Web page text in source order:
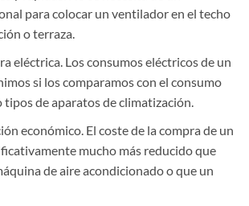
para colocar un ventilador en el techo
o terraza.
eléctrica. Los consumos eléctricos de un
si los comparamos con el consumo
de aparatos de climatización.
económico. El coste de la compra de un
mucho más reducido que
de aire acondicionado o que un